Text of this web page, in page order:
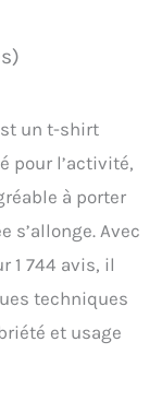
un t-shirt
pour l’activité,
à porter
s’allonge. Avec
1 744 avis, il
techniques
et usage